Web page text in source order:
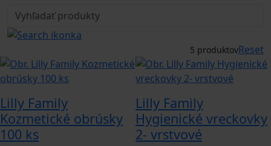
5 produktovReset
Lilly Family
Kozmetické obrúsky
100 ks
Lilly Family
Hygienické vreckovky
2- vrstvové